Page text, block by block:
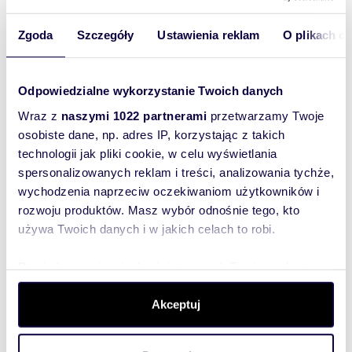
Zgoda Szczegóły Ustawienia reklam O plikach
Odpowiedzialne wykorzystanie Twoich danych
Wraz z naszymi 1022 partnerami przetwarzamy Twoje
osobiste dane, np. adres IP, korzystając z takich
technologii jak pliki cookie, w celu wyświetlania
spersonalizowanych reklam i treści, analizowania tychże,
wychodzenia naprzeciw oczekiwaniom użytkowników i
rozwoju produktów. Masz wybór odnośnie tego, kto
używa Twoich danych i w jakich celach to robi.
dane są przetwarzane oraz ustaw własne preferencje w
. W Deklaracji plików cookie możesz
zmienić lub wycofać swoją zgodę w dowolnej chwili.
Akceptuj
a całkowita:
67,20 m
Lokalizacja: województwo:mazowieckie
Warszawamiejscowość:
Warszawadzielnica:Śródmieście
ulica:Aleja Wyzwolenia
Podobne oferty w tej lokalizacji
WYRÓŻNIONE